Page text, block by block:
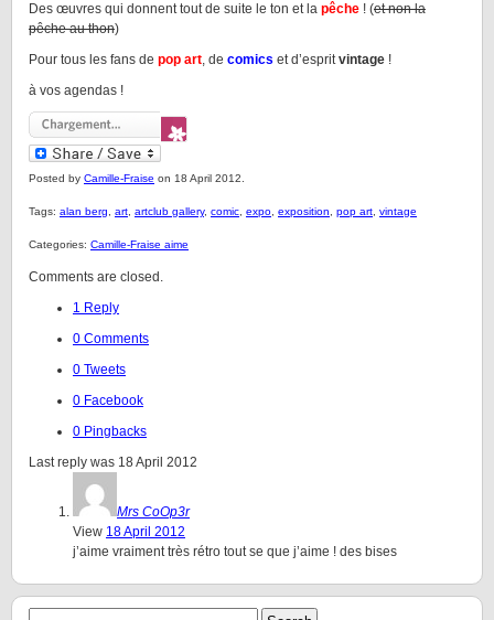
Des œuvres qui donnent tout de suite le ton et la pêche ! (et non la
pêche au thon)
Pour tous les fans de pop art, de comics et d’espritvintage !
à vos agendas !
Posted by Camille-Fraise on 18 April 2012.
Tags: alan berg art artclub gallery, comic expo exposition pop art vintage
Categories: Camille-Fraise aime
Comments are closed.
1 Reply
0 Comments
0 Tweets
0 Facebook
0 Pingbacks
Last reply was 18 April 2012
Mrs CoOp3r
View 18 April 2012
j’aime vraiment très rétro tout se que j’aime ! des bises